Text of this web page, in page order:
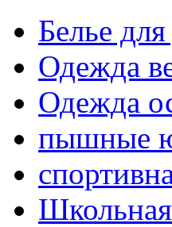
Белье
Одежда
Одежда
пышные